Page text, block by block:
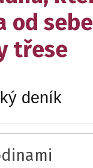
od sebe
třese
deník